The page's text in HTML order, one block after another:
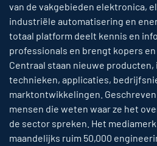
van de vakgebieden elektronica,
industriële automatisering en
totaal platform deelt kennis en
professionals en brengt kopers
Centraal staan nieuwe
technieken, applicaties,
marktontwikkelingen.
mensen die weten waar ze het
de sector spreken. Het
maandelijks ruim 50,000